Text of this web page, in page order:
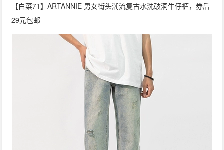
【白菜71】ARTANNIE 男女街头潮流复古水洗破洞牛仔裤，券后
29元包邮